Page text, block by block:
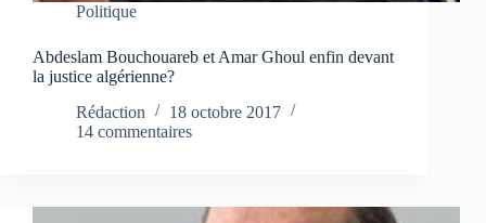
Politique
Abdeslam Bouchouareb et Amar Ghoul enfin devant
la justice algérienne?
Rédaction
18 octobre 2017
14 commentaires